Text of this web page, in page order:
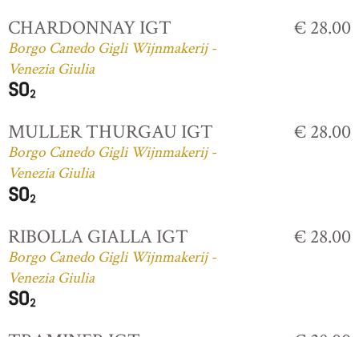
CHARDONNAY IGT
Borgo Canedo Gigli Wijnmakerij -
Venezia Giulia
€ 28.00
MULLER THURGAU IGT
Borgo Canedo Gigli Wijnmakerij -
Venezia Giulia
€ 28.00
RIBOLLA GIALLA IGT
Borgo Canedo Gigli Wijnmakerij -
Venezia Giulia
€ 28.00